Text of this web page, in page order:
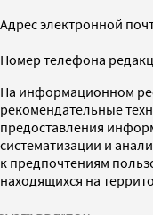
Адрес электронной
Номер телефона
На информационном
рекомендательные
предоставления
систематизации и
к предпочтениям
находящихся на